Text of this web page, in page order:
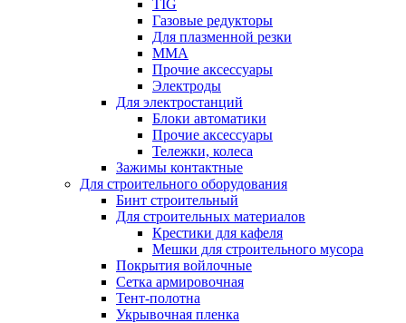
TIG
Газовые редукторы
Для плазменной резки
ММА
Прочие аксессуары
Электроды
Для электростанций
Блоки автоматики
Прочие аксессуары
Тележки, колеса
Зажимы контактные
Для строительного оборудования
Бинт строительный
Для строительных материалов
Крестики для кафеля
Мешки для строительного мусора
Покрытия войлочные
Сетка армировочная
Тент-полотна
Укрывочная пленка